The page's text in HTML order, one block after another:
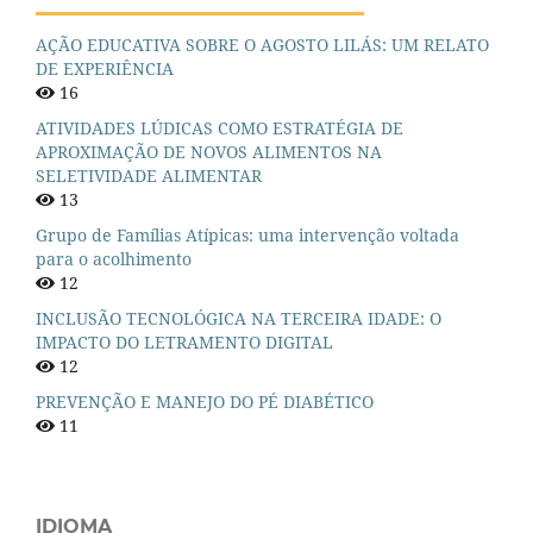
AÇÃO EDUCATIVA SOBRE O AGOSTO LILÁS: UM RELATO
DE EXPERIÊNCIA
16
ATIVIDADES LÚDICAS COMO ESTRATÉGIA DE
APROXIMAÇÃO DE NOVOS ALIMENTOS NA
SELETIVIDADE ALIMENTAR
13
Grupo de Famílias Atípicas: uma intervenção voltada
para o acolhimento
12
INCLUSÃO TECNOLÓGICA NA TERCEIRA IDADE: O
IMPACTO DO LETRAMENTO DIGITAL
12
PREVENÇÃO E MANEJO DO PÉ DIABÉTICO
11
IDIOMA